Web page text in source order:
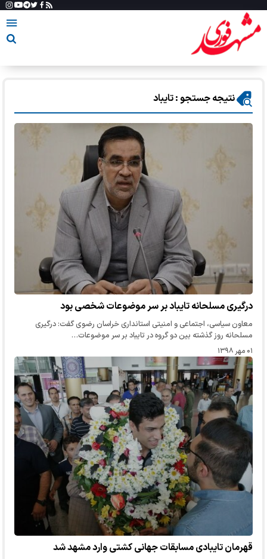
نتیجه جستجو : تایباد
درگیری مسلحانه تایباد بر سر موضوعات شخصی بود
معاون سیاسی، اجتماعی و امنیتی استانداری خراسان رضوی گفت: درگیری
مسلحانه روز گذشته بین دو گروه در تایباد بر سر موضوعات…
۰۱ مهر ۱۳۹۸
قهرمان تایبادی مسابقات جهانی کشتی وارد مشهد شد